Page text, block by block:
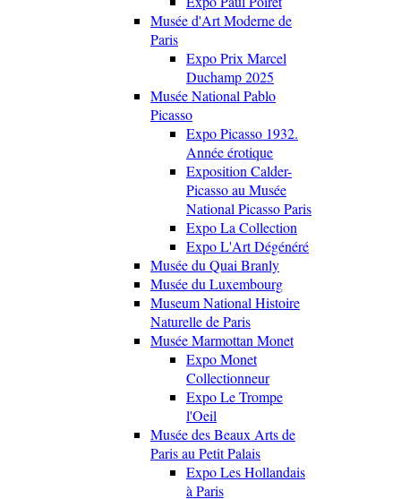
Musée d'Art Moderne de
Paris
Expo Prix Marcel
Duchamp 2025
Musée National Pablo
Picasso
Expo Picasso 1932.
Année érotique
Exposition Calder-
Picasso au Musée
National Picasso Paris
Expo La Collection
Expo L'Art Dégénéré
Musée du Quai Branly
Musée du Luxembourg
Museum National Histoire
Naturelle de Paris
Musée Marmottan Monet
Expo Monet
Collectionneur
Expo Le Trompe
l'Oeil
Musée des Beaux Arts de
Paris au Petit Palais
Expo Les Hollandais
à Paris